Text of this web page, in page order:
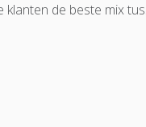
klanten de beste mix